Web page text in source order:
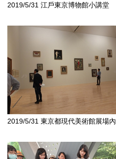
2019/5/31 江戶東京博物館小講堂
2019/5/31 東京都現代美術館展場內